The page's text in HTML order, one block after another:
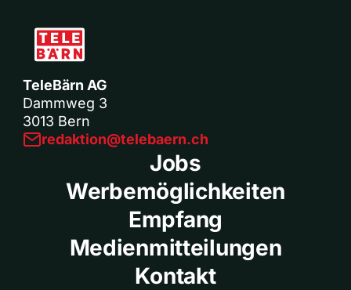
TeleBärn AG
Dammweg 3
3013 Bern
redaktion@telebaern.ch
Jobs
Werbemöglichkeiten
Empfang
Medienmitteilungen
Kontakt